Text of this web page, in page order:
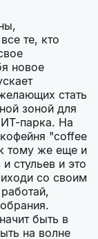
те, кто
новое
стать
зоной для
ИТ-парка. На
"coffee
тому же еще и
стульев и это
со своим
быть в
на волне